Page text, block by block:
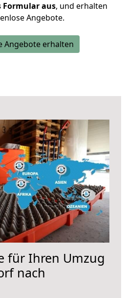
Formular aus, und erhalten
Angebote.
Angebote erhalten
für Ihren Umzug
nach